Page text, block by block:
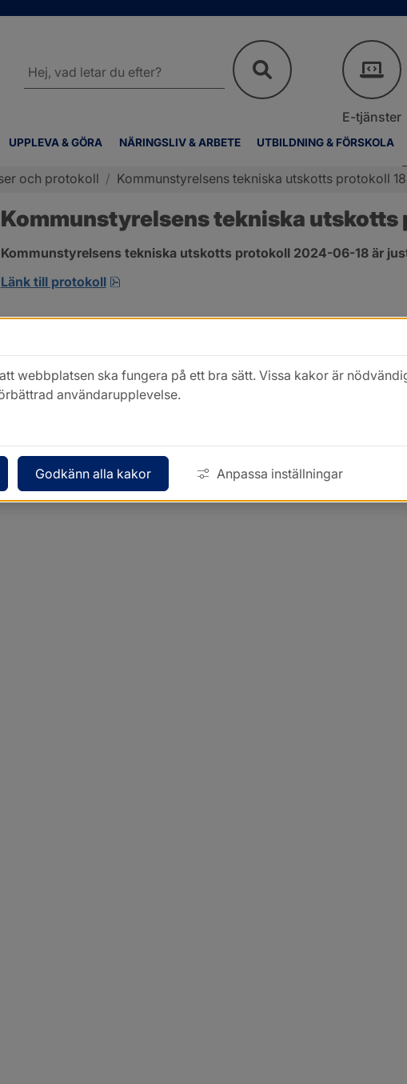
UPPLEVA & GÖRA NÄRINGSLIV & ARBETE UTBILDNING & FÖRSKOLA
webbplatsen
E-tjänster
och protokoll / Kommunstyrelsens tekniska utskotts protokoll
Kommunstyrelsens tekniska utskotts
Kommunstyrelsens tekniska utskotts protokoll 2024-06-18 är
Länk till protokoll
pdf, 501.6 kB, öppnas i nytt fönster.
webbplatsen ska fungera på ett bra sätt. Vissa kakor är
användarupplevelse.
Godkänn alla kakor Anpassa inställningar